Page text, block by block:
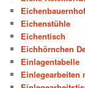
Eichenbauernhof
Eichenstühle
Eichentisch
Eichhörnchen
Einlagentabelle
Einlegearbeiten